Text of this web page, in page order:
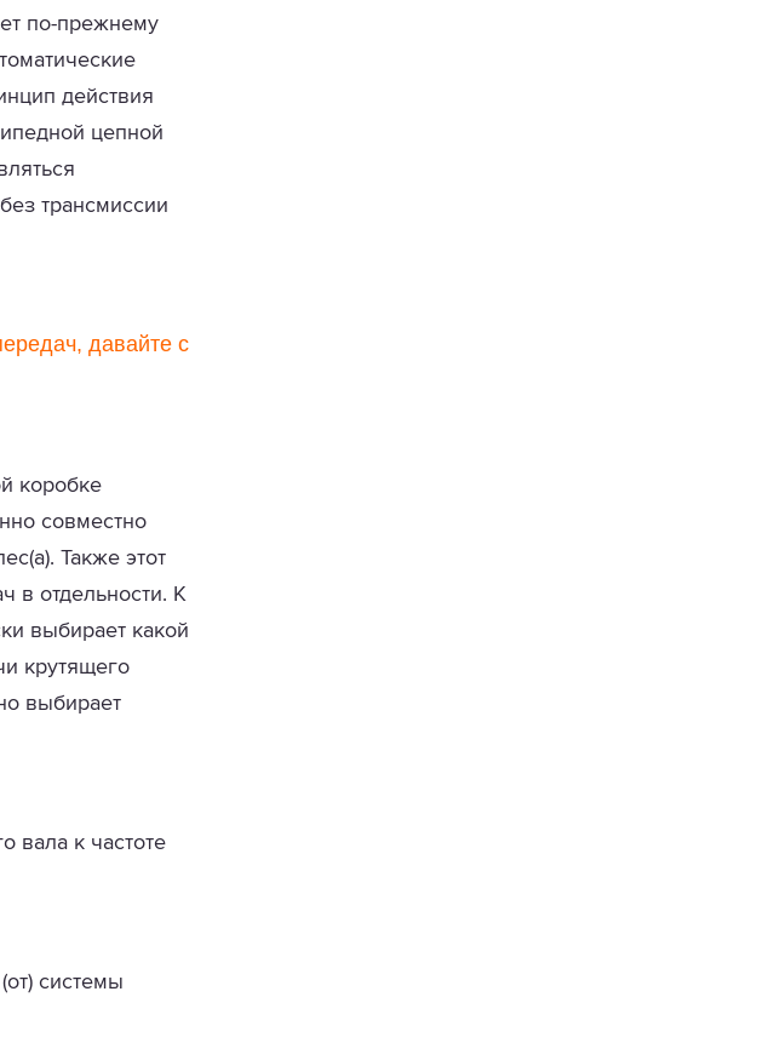
по-прежнему
действия
цепной
трансмиссии
давайте с
коробке
совместно
Также этот
в отдельности. К
выбирает какой
крутящего
выбирает
вала к частоте
системы